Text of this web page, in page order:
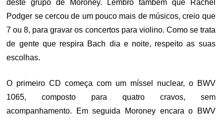
deste grupo de Moroney. Lembro também que Rachel
Podger se cercou de um pouco mais de músicos, creio que
7 ou 8, para gravar os concertos para violino. Como se trata
de gente que respira Bach dia e noite, respeito as suas
escolhas.
O primeiro CD começa com um míssel nuclear, o BWV
1065, composto para quatro cravos, sem
acompanhamento. Em seguida Moroney encara o BWV